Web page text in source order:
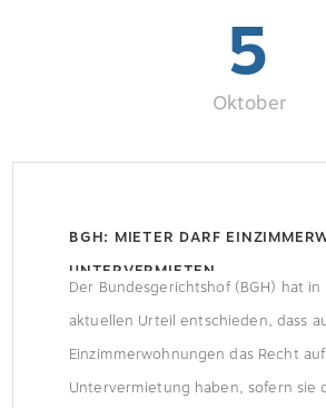
5
Oktober
BGH: MIETER DARF
UNTERVERMIETEN
Der Bundesgerichtshof (BGH) hat in
aktuellen Urteil entschieden, dass
Einzimmerwohnungen das Recht auf
Untervermietung haben, sofern sie